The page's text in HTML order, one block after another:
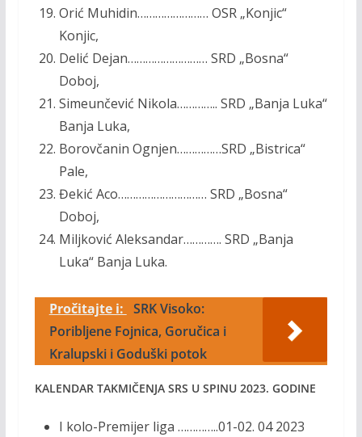
Orić Muhidin…………………… OSR „Konjic“
Konjic,
Delić Dejan……………………… SRD „Bosna“
Doboj,
Simeunčević Nikola………….. SRD „Banja Luka“
Banja Luka,
Borovčanin Ognjen……………SRD „Bistrica“
Pale,
Đekić Aco………………………… SRD „Bosna“
Doboj,
Miljković Aleksandar…………. SRD „Banja
Luka“ Banja Luka.
Pročitajte i: SRK Visoko:
Poribljene Fojnica, Goručica i
Kralupski i Goduški potok
KALENDAR TAKMIČENJA SRS U SPINU 2023. GODINE
I kolo-Premijer liga …………..01-02. 04 2023